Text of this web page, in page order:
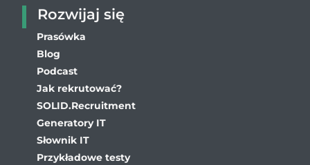
Rozwijaj się
Prasówka
Blog
Podcast
Jak rekrutować?
SOLID.Recruitment
Generatory IT
Słownik IT
Przykładowe testy